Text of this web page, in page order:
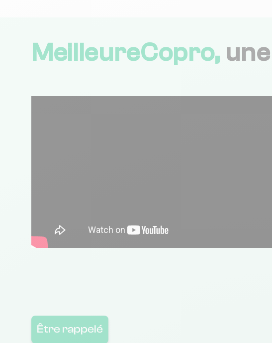
MeilleureCopro,
Être rappelé